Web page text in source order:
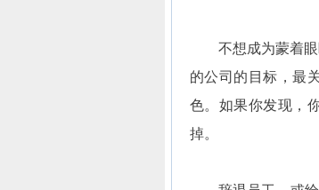
不想成为蒙着眼
的公司的目标，最
色。如果你发现，
掉。